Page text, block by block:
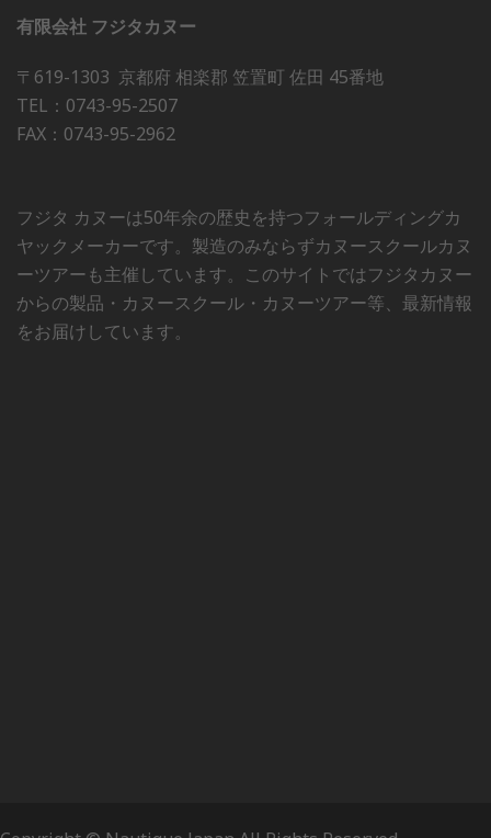
有限会社 フジタカヌー
〒619-1303 京都府 相楽郡 笠置町 佐田 45番地
TEL：0743-95-2507
FAX：0743-95-2962
フジタ カヌーは50年余の歴史を持つフォールディングカ
ヤックメーカーです。製造のみならずカヌースクールカヌ
ーツアーも主催しています。このサイトではフジタカヌー
からの製品・カヌースクール・カヌーツアー等、最新情報
をお届けしています。